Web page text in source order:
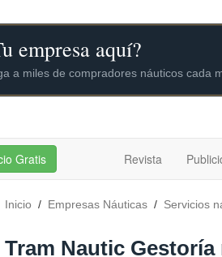
Gratis Revista
Inicio / Empresas Náuticas / Servicios
Tram Nautic